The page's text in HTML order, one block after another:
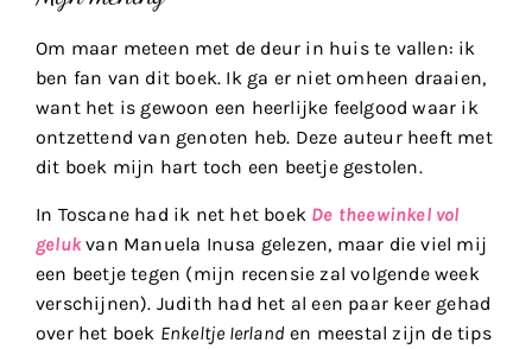
Om maar meteen met de deur in huis te vallen: ik
ben fan van dit boek. Ik ga er niet omheen draaien,
want het is gewoon een heerlijke feelgood waar ik
ontzettend van genoten heb. Deze auteur heeft met
dit boek mijn hart toch een beetje gestolen.
In Toscane had ik net het boek De theewinkel vol
gelukvan Manuela Inusa gelezen, maar die viel mij
een beetje tegen (mijn recensie zal volgende week
verschijnen). Judith had het al een paar keer gehad
over het boek Enkeltje Ierland en meestal zijn de tips